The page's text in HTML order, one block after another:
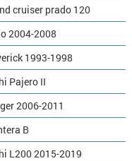
cruiser prado 120
2004-2008
1993-1998
Pajero II
2006-2011
B
L200 2015-2019